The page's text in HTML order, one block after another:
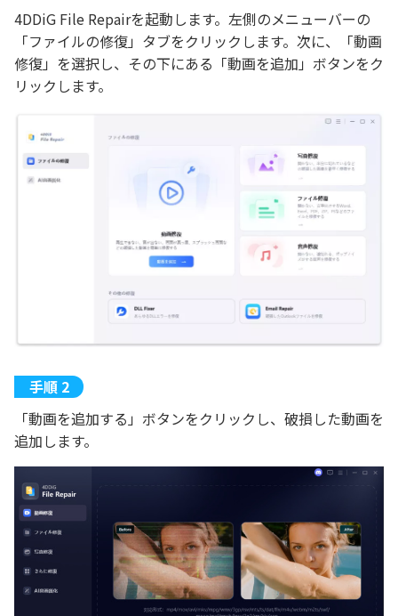
4DDiG File Repairを起動します。左側のメニューバーの
「ファイルの修復」タブをクリックします。次に、「動画
修復」を選択し、その下にある「動画を追加」ボタンをク
リックします。
「動画を追加する」ボタンをクリックし、破損した動画を
追加します。